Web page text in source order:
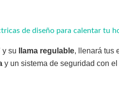
de diseño para calentar tu
y su llama regulable, llenará tus
y un sistema de seguridad con